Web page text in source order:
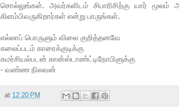
சொல்லுங்கள். அவர்களிடம் சிபாரிசிற்கு யார்
கிளம்பிவருகிறார்கள் என்று பாருங்கள்.
எல்லாப் பொருளும் விலை குறித்தனவே
கலைப்படம் காரைக்குடிக்கு
கமர்சியல்படன் கான்ஸ்டாண்ட்டிநோபிளுக்கு
- வண்ண நிலவன்
at 12:20 PM